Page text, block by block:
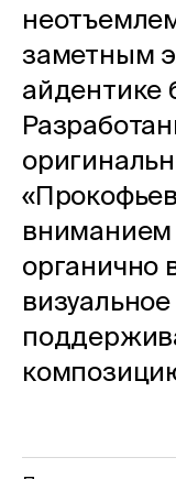
заметным
айдентике
вниманием
органично